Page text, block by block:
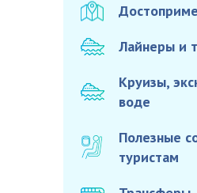
Лайнеры и
Круизы,
воде
Полезные
туристам